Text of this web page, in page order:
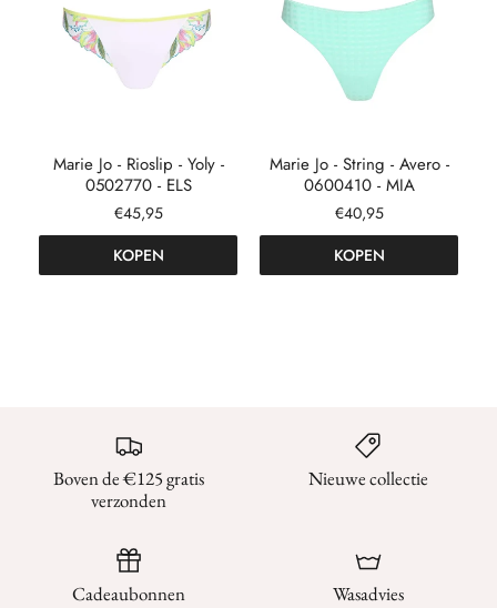
Marie Jo - Rioslip - Yoly -
0502770 - ELS
€45,95
KOPEN
Marie Jo - String - Avero -
0600410 - MIA
€40,95
KOPEN
Boven de €125 gratis
verzonden
Nieuwe collectie
Cadeaubonnen Wasadvies